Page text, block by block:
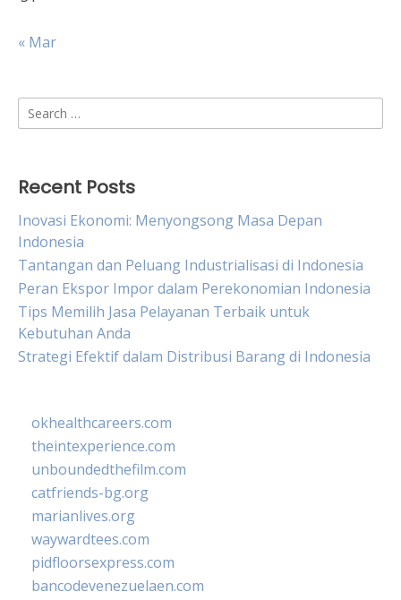
« Mar
Search
for:
Recent Posts
Inovasi Ekonomi: Menyongsong Masa Depan
Indonesia
Tantangan dan Peluang Industrialisasi di Indonesia
Peran Ekspor Impor dalam Perekonomian Indonesia
Tips Memilih Jasa Pelayanan Terbaik untuk
Kebutuhan Anda
Strategi Efektif dalam Distribusi Barang di Indonesia
okhealthcareers.com
theintexperience.com
unboundedthefilm.com
catfriends-bg.org
marianlives.org
waywardtees.com
pidfloorsexpress.com
bancodevenezuelaen.com